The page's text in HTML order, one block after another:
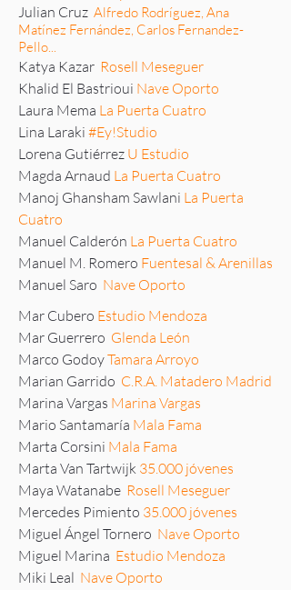
Julian Cruz Alfredo Rodríguez, Ana
Matínez Fernández, Carlos Fernandez-
Pello...
Katya Kazar Rosell Meseguer
Khalid El Bastrioui Nave Oporto
Laura Mema La Puerta Cuatro
Lina Laraki #Ey!Studio
Lorena Gutiérrez U Estudio
Magda Arnaud La Puerta Cuatro
Manoj Ghansham Sawlani La Puerta
Cuatro
Manuel Calderón La Puerta Cuatro
Manuel M. Romero Fuentesal & Arenillas
Manuel Saro Nave Oporto
Mar Cubero Estudio Mendoza
Mar Guerrero Glenda León
Marco GodoyTamara Arroyo
Marian Garrido C.R.A. Matadero Madrid
Marina Vargas Marina Vargas
Mario Santamaría Mala Fama
Marta Corsini Mala Fama
Marta Van Tartwijk 35.000 jóvenes
Maya Watanabe Rosell Meseguer
Mercedes Pimiento 35.000 jóvenes
Miguel Ángel Tornero Nave Oporto
Miguel Marina Estudio Mendoza
Miki Leal Nave Oporto